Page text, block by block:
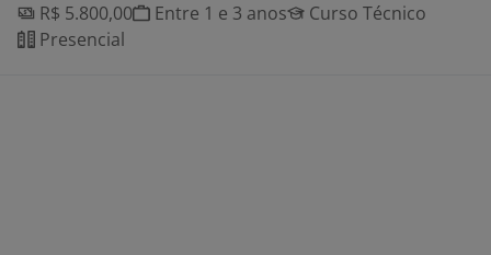
R$ 5.800,00
Entre 1 e 3 anos
Curso Técnico
Presencial